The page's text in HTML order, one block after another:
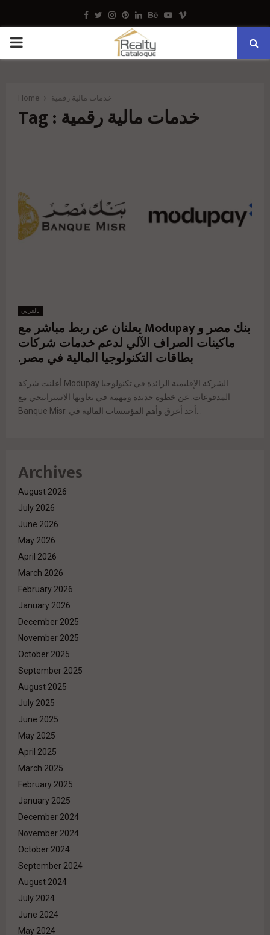
Facebook
TwitterInstagram
Pinterest
LinkedinBehance
Youtube
Vimeo
PRIMARY
Home خدمات مالية رقمية
Tag : خدمات مالية رقمية
بالعربي
بنك مصر و Modupay يعلنان عن ربط مباشر مع
ماكينات الصراف الآلي لدعم خدمات شركات
بطاقات التكنولوجيا المالية في مصر.
أعلنت شركة Modupay الشركة الإقليمية الرائدة في تكنولوجيا
المدفوعات. عن خطوة جديدة ومهمة في تعاونها الاستراتيجي مع
Archives
August 2026
July 2026
June 2026
May 2026
April 2026
March 2026
February 2026
January 2026
December 2025
November 2025
October 2025
September 2025
August 2025
July 2025
June 2025
May 2025
April 2025
March 2025
February 2025
January 2025
December 2024
November 2024
October 2024
September 2024
August 2024
July 2024
June 2024
May 2024